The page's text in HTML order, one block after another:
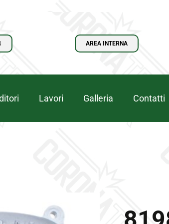
AREA INTERNA
Lavori Galleria Contatti